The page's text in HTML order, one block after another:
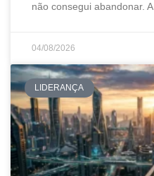
não consegui abandonar. A
04/08/2026
LIDERANÇA